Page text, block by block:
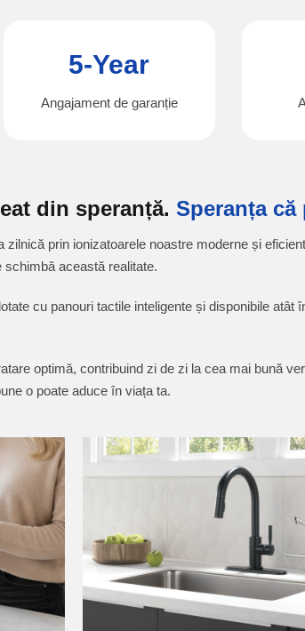
5-Year
Angajament de garanție
din speranță. Speranța
prin ionizatoarele noastre moderne și
această realitate.
cu panouri tactile inteligente și disponibile
optimă, contribuind zi de zi la cea mai bună
o poate aduce în viața ta.